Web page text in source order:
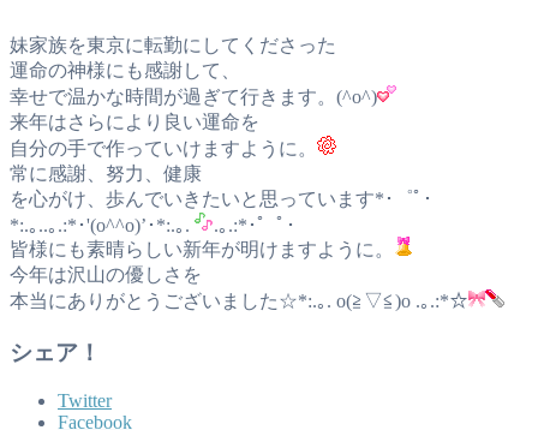
妹家族を東京に転勤にしてくださった
運命の神様にも感謝して、
幸せで温かな時間が過ぎて行きます。(^o^)
来年はさらにより良い運命を
自分の手で作っていけますように。
常に感謝、努力、健康
を心がけ、歩んでいきたいと思っています*･゜ﾟ･
*:.｡..｡.:*･'(o^^o)’･*:.｡.
.｡.:*･゜ﾟ･
皆様にも素晴らしい新年が明けますように。
今年は沢山の優しさを
本当にありがとうございました☆*:.｡. o(≧▽≦)o .｡.:*☆
シェア！
Twitter
Facebook